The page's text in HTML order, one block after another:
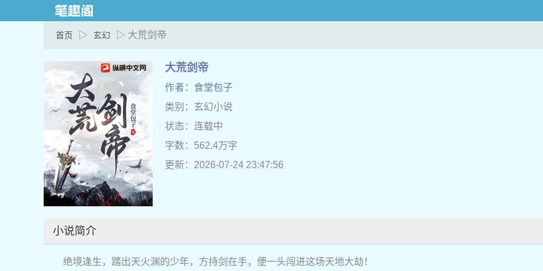
首页 ▷ 玄幻 ▷ 大荒剑帝
大荒剑帝
作者：食堂包子
类别：玄幻小说
状态：连载中
字数：562.4万字
更新：2026-07-24 23:47:56
小说简介
绝境逢生，踏出天火渊的少年，方持剑在手，便一头闯进这场天地大劫！